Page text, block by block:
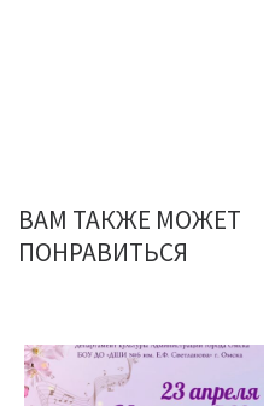
ВАМ ТАКЖЕ МОЖЕТ
ПОНРАВИТЬСЯ